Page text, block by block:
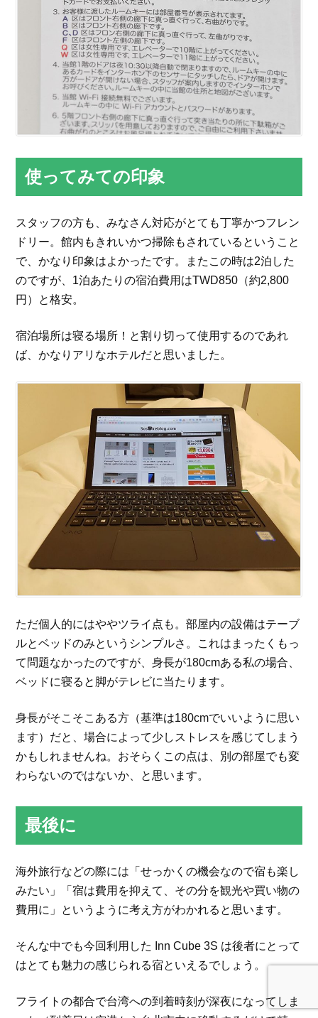
使ってみての印象
スタッフの方も、みなさん対応がとても丁寧かつフレン
ドリー。館内もきれいかつ掃除もされているということ
で、かなり印象はよかったです。またこの時は2泊した
のですが、1泊あたりの宿泊費用はTWD850（約2,800
円）と格安。
宿泊場所は寝る場所！と割り切って使用するのであれ
ば、かなりアリなホテルだと思いました。
ただ個人的にはややツライ点も。部屋内の設備はテーブ
ルとベッドのみというシンプルさ。これはまったくもっ
て問題なかったのですが、身長が180cmある私の場合、
ベッドに寝ると脚がテレビに当たります。
身長がそこそこある方（基準は180cmでいいように思い
ます）だと、場合によって少しストレスを感じてしまう
かもしれませんね。おそらくこの点は、別の部屋でも変
わらないのではないか、と思います。
最後に
海外旅行などの際には「せっかくの機会なので宿も楽し
みたい」「宿は費用を抑えて、その分を観光や買い物の
費用に」というように考え方がわかれると思います。
そんな中でも今回利用した Inn Cube 3S は後者にとって
はとても魅力の感じられる宿といえるでしょう。
フライトの都合で台湾への到着時刻が深夜になってしま